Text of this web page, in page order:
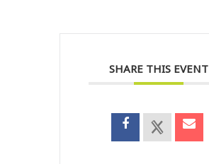
SHARE THIS EVENT